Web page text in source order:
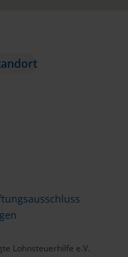
Lohnsteuerhilfe e.V.